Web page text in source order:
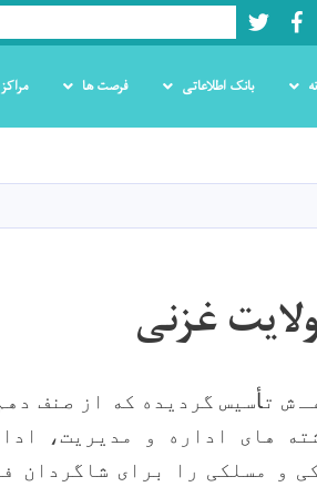
Facebook
Twitter
Search
بانک اطلاعاتی فرصت ها
غزنی
ش تأسیس گردیده که از صنف
های اداره و مدیریت،
و مسلکی را برای شاگردان